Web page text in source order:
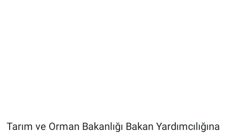
Tarım ve Orman Bakanlığı Bakan Yardımcılığına